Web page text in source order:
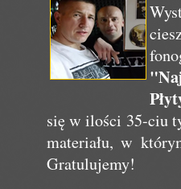
się w ilości 35-ciu
materiału, w
Gratulujemy!